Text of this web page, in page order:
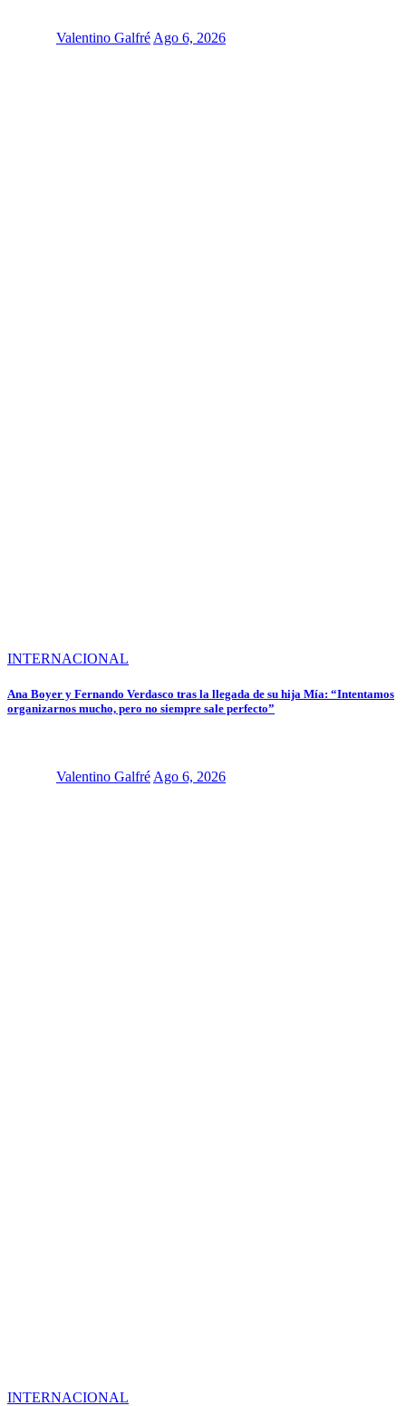
Valentino Galfré Ago 6, 2026
INTERNACIONAL
Ana Boyer y Fernando Verdasco tras la llegada de su hija Mía: “Intentamos
organizarnos mucho, pero no siempre sale perfecto”
Valentino Galfré Ago 6, 2026
INTERNACIONAL